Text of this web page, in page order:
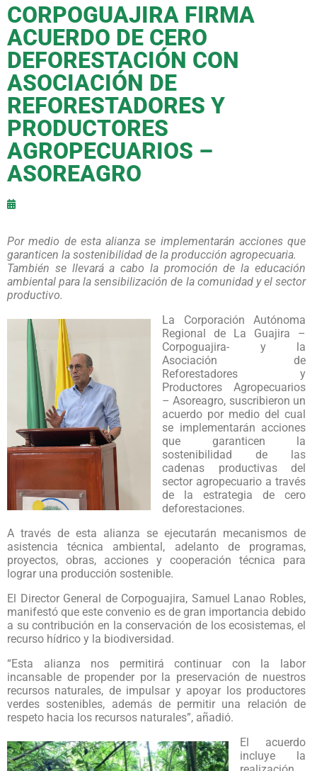
CORPOGUAJIRA FIRMA
ACUERDO DE CERO
DEFORESTACIÓN CON
ASOCIACIÓN DE
REFORESTADORES Y
PRODUCTORES
AGROPECUARIOS –
ASOREAGRO
Por medio de esta alianza se implementarán acciones que
garanticen la sostenibilidad de la producción agropecuaria.
También se llevará a cabo la promoción de la educación
ambiental para la sensibilización de la comunidad y el sector
productivo.
La Corporación Autónoma
Regional de La Guajira –
Corpoguajira- y la
Asociación de
Reforestadores y
Productores Agropecuarios
– Asoreagro, suscribieron un
acuerdo por medio del cual
se implementarán acciones
que garanticen la
sostenibilidad de las
cadenas productivas del
sector agropecuario a través
de la estrategia de cero
deforestaciones.
A través de esta alianza se ejecutarán mecanismos de
asistencia técnica ambiental, adelanto de programas,
proyectos, obras, acciones y cooperación técnica para
lograr una producción sostenible.
El Director General de Corpoguajira, Samuel Lanao Robles,
manifestó que este convenio es de gran importancia debido
a su contribución en la conservación de los ecosistemas, el
recurso hídrico y la biodiversidad.
“Esta alianza nos permitirá continuar con la labor
incansable de propender por la preservación de nuestros
recursos naturales, de impulsar y apoyar los productores
verdes sostenibles, además de permitir una relación de
respeto hacia los recursos naturales”, añadió.
El acuerdo
incluye la